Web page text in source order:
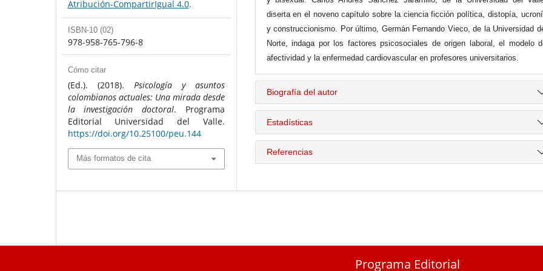
Atribución-CompartirIgual 4.0.
ISBN-10 (02)
978-958-765-796-8
Cómo citar
(Ed.). (2018). Psicología y asuntos
colombianos actuales: Una mirada desde
la investigación doctoral. Programa
Editorial Universidad del Valle.
https://doi.org/10.25100/peu.144
Más formatos de cita
diserta en el noveno capítulo sobre la ciencia ficción política, distopía,
y construccionismo. Por último, Germán Fernando Vieco, de la Universidad
Norte, indaga por los factores psicosociales de origen laboral, el modelo
afectividad y la enfermedad cardiovascular en profesores universitarios.
Biografía del autor
Estadísticas
Referencias
Programa Editorial